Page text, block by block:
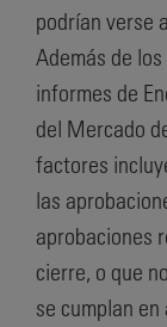
podrían verse
Además de
informes de
del Mercado
factores
las
aprobaciones
cierre, o que
se cumplan